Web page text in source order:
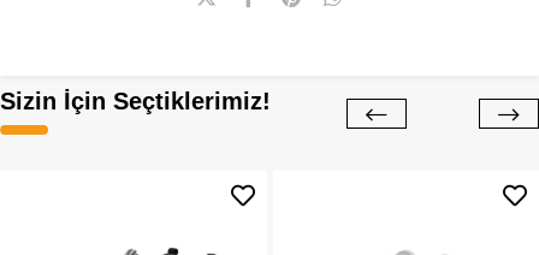
Sizin İçin Seçtiklerimiz!